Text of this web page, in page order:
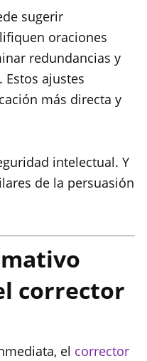
sugerir
oraciones
redundancias y
ajustes
más directa y
intelectual. Y
de la persuasión
corrector
el corrector